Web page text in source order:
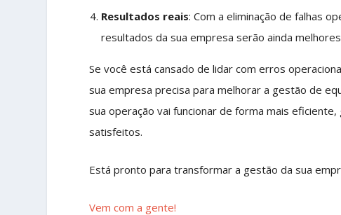
Resultados reais: Com a eliminação de falhas
resultados da sua empresa serão ainda
Se você está cansado de lidar com erros
sua empresa precisa para melhorar a gestão de
sua operação vai funcionar de forma mais
satisfeitos.
Está pronto para transformar a gestão da sua
Vem com a gente!